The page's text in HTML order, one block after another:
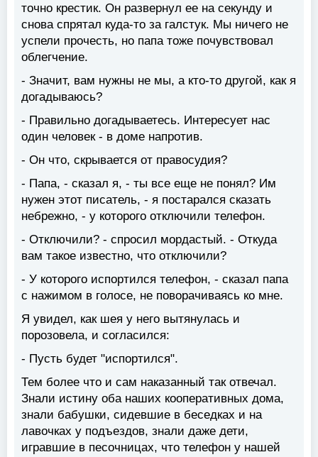
точно крестик. Он развернул ее на секунду и
снова спрятал куда-то за галстук. Мы ничего не
успели прочесть, но папа тоже почувствовал
облегчение.
- Значит, вам нужны не мы, а кто-то другой, как я
догадываюсь?
- Правильно догадываетесь. Интересует нас
один человек - в доме напротив.
- Он что, скрывается от правосудия?
- Папа, - сказал я, - ты все еще не понял? Им
нужен этот писатель, - я постарался сказать
небрежно, - у которого отключили телефон.
- Отключили? - спросил мордастый. - Откуда
вам такое известно, что отключили?
- У которого испортился телефон, - сказал папа
с нажимом в голосе, не поворачиваясь ко мне.
Я увидел, как шея у него вытянулась и
порозовела, и согласился:
- Пусть будет "испортился".
Тем более что и сам наказанный так отвечал.
Знали истину оба наших кооперативных дома,
знали бабушки, сидевшие в беседках и на
лавочках у подъездов, знали даже дети,
игравшие в песочницах, что телефон у нашей